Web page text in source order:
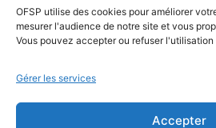
OFSP utilise des cookies pour améliorer
mesurer l'audience de notre site et vous
Vous pouvez accepter ou refuser
Gérer les services
Accepter
PLAQUETTE DE
Numéro de déclaration d’activité :